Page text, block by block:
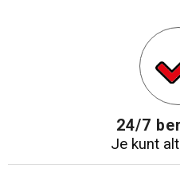
24/7
Je kunt